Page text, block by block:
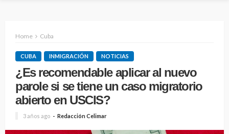
Home Cuba
CUBA INMIGRACIÓN NOTICIAS
¿Es recomendable aplicar al nuevo
parole si se tiene un caso migratorio
abierto en USCIS?
3 años ago Redacción Celimar